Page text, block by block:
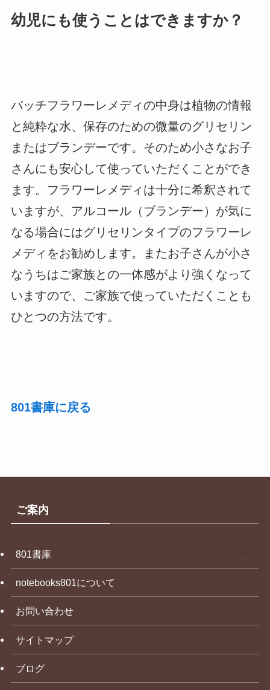
幼児にも使うことはできますか？
バッチフラワーレメディの中身は植物の情報
と純粋な水、保存のための微量のグリセリン
またはブランデーです。そのため小さなお子
さんにも安心して使っていただくことができ
ます。フラワーレメディは十分に希釈されて
いますが、アルコール（ブランデー）が気に
なる場合にはグリセリンタイプのフラワーレ
メディをお勧めします。またお子さんが小さ
なうちはご家族との一体感がより強くなって
いますので、ご家族で使っていただくことも
ひとつの方法です。
801書庫に戻る
ご案内
801書庫
notebooks801について
お問い合わせ
サイトマップ
ブログ